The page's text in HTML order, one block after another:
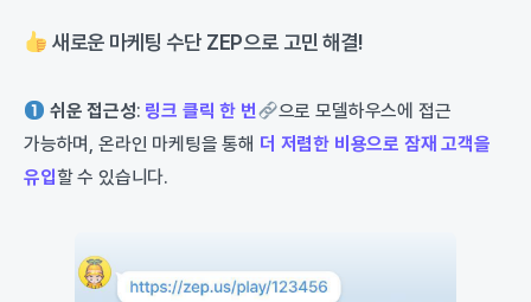
새로운 마케팅 수단 ZEP으로 고민 해결!
쉬운 접근성: 링크 클릭 한 번
으로 모델하우스에 접근
가능하며, 온라인 마케팅을 통해 더 저렴한 비용으로 잠재 고객을
유입할 수 있습니다.